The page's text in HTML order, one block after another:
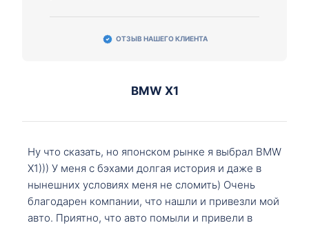
ОТЗЫВ НАШЕГО КЛИЕНТА
BMW X1
Ну что сказать, но японском рынке я выбрал BMW
X1))) У меня с бэхами долгая история и даже в
нынешних условиях меня не сломить) Очень
благодарен компании, что нашли и привезли мой
авто. Приятно, что авто помыли и привели в